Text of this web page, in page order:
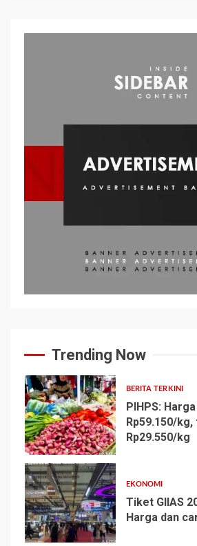
Trending Now
1
BERITA TERKINI
PIHPS:
Rp59.150/
Rp29.550/kg
2
EKONOMI
Tiket GIIAS
Harga dan